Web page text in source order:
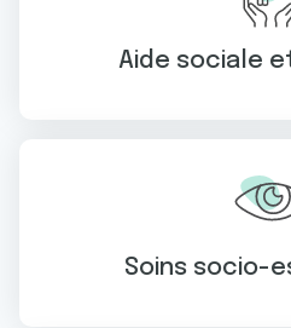
Aide sociale
Soins socio-